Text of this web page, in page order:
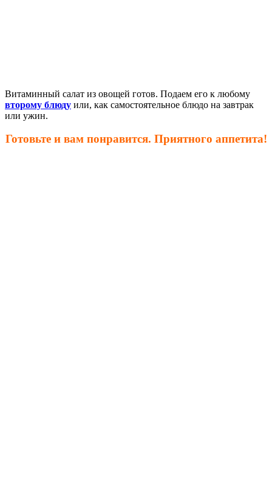
Витаминный салат из овощей готов. Подаем его к любому
второму блюду или, как самостоятельное блюдо на завтрак
или ужин.
Готовьте и вам понравится. Приятного аппетита!